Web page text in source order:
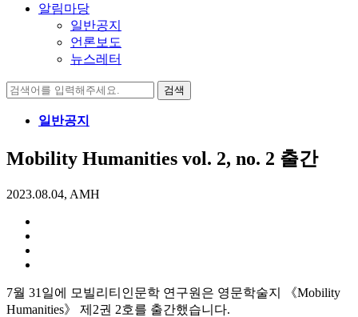
알림마당
일반공지
언론보도
뉴스레터
검
일반공지
Mobility Humanities vol. 2, no. 2 출간
2023.08.04, AMH
7월 31일에 모빌리티인문학 연구원은 영문학술지 《Mobility
Humanities》 제2권 2호를 출간했습니다.